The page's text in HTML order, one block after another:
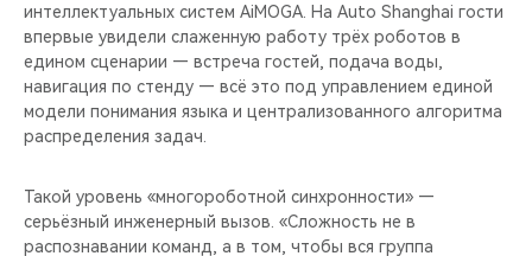
интеллектуальных систем AiMOGA. На Auto Shanghai гости
впервые увидели слаженную работу трёх роботов в
едином сценарии — встреча гостей, подача воды,
навигация по стенду — всё это под управлением единой
модели понимания языка и централизованного алгоритма
распределения задач.
Такой уровень «многороботной синхронности» —
серьёзный инженерный вызов. «Сложность не в
распознавании команд, а в том, чтобы вся группа